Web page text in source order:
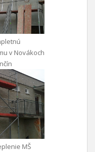
v Novákoch
MŠ